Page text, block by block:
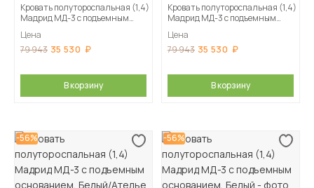
Кровать полутороспальная (1,4)
Мадрид МД-3 с подъемным
Цена
79 943 35 530
В корзину
Кровать полутороспальная (1,4)
Мадрид МД-3 с подъемным
Цена
79 943 35 530
В корзину
-56% -56%